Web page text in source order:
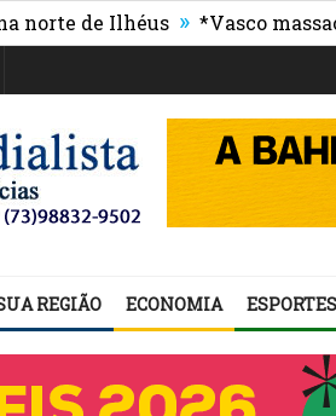
de Ilhéus » *Vasco massacra e
REGIÃO ECONOMIA ESPORTES